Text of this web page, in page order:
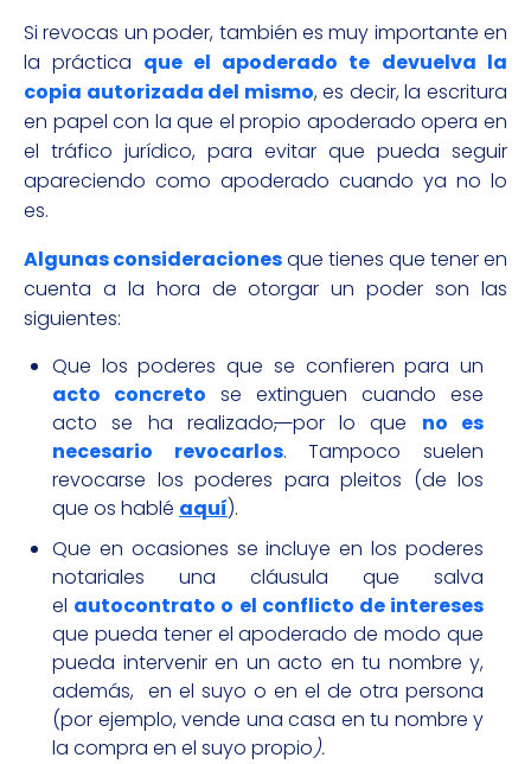
Si revocas un poder, también es muy importante en
la práctica que el apoderado te devuelva la
copia autorizada del mismo, es decir, la escritura
en papel con la que el propio apoderado opera en
el tráfico jurídico, para evitar que pueda seguir
apareciendo como apoderado cuando ya no lo
es.
Algunas consideracionesque tienes que tener en
cuenta a la hora de otorgar un poder son las
siguientes:
Que los poderes que se confieren para un
acto concreto se extinguen cuando ese
acto se ha realizado,por lo que no es
necesario revocarlos. Tampoco suelen
revocarse los poderes para pleitos (de los
que os hablé aquí).
Que en ocasiones se incluye en los poderes
notariales una cláusula que salva
el autocontrato o el conflicto de intereses
que pueda tener el apoderado de modo que
pueda intervenir en un acto en tu nombre y,
además, en el suyo o en el de otra persona
(por ejemplo, vende una casa en tu nombre y
la compra en el suyo propio).